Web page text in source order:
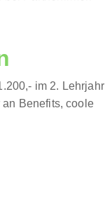
im 2. Lehrjahr
an Benefits, coole